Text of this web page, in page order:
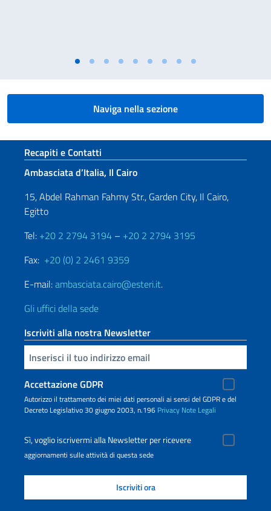
Naviga nella sezione
Sezione footer
Recapiti e Contatti
Ambasciata d’Italia, Il Cairo
15, Abdel Rahman Fahmy Str., Garden City, Il Cairo,
Egitto
Tel: +20 2 2794 3194 – +20 2 2794 3195
Fax: +20 (0) 2 2461 9359
E-mail:ambasciata.cairo@esteri.it.
Gli uffici della sede
Iscriviti alla nostra Newsletter
Inserisci la tua email
Accettazione GDPR
Autorizzo il trattamento dei miei dati personali ai sensi del GDPR e del
Decreto Legislativo 30 giugno 2003, n.196 Privacy Note Legali
Sì, voglio iscrivermi alla Newsletter per ricevere
aggiornamenti sulle attività di questa sede